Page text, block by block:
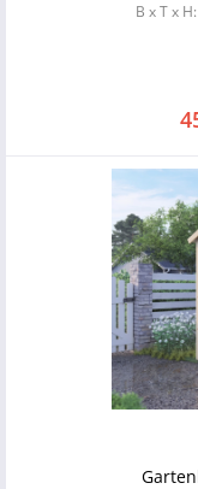
B x T x